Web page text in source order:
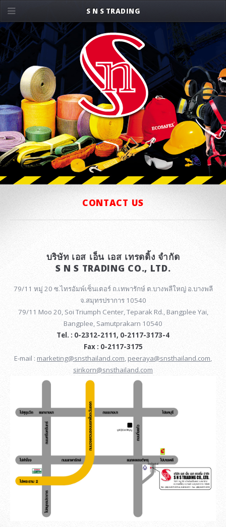
CONTACT US
บริษัท เอส เอ็น เอส เทรดดิ้ง จำกัด
S N S TRADING CO., LTD.
79/11 หมู่ 20 ซ.ไทรอัมพ์เซ็นเตอร์ ถ.เทพารักษ์ ต.บางพลีใหญ่ อ.บางพลี
จ.สมุทรปราการ 10540
79/11 Moo 20, Soi Triumph Center, Teparak Rd., Bangplee Yai,
Bangplee, Samutprakarn 10540
Tel. : 0-2312-2111, 0-2117-3173-4
Fax : 0-2117-3175
E-mail : marketing@snsthailand.com,peeraya@snsthailand.com,
sirikorn@snsthailand.com
S N S TRADING